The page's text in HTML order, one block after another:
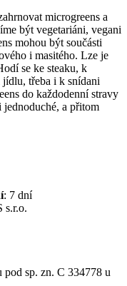
microgreens a
být vegetariáni, vegani
mohou být součásti
i masitého. Lze je
se ke steaku, k
třeba i k snídani
do každodenní stravy
a přitom
: 7 dní
s.r.o.
pod sp. zn. C 334778 u